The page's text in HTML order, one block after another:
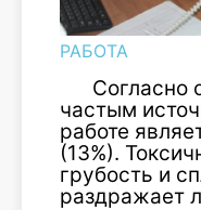
РАБОТА
Согласно
частым
работе
(13%).
грубость и
раздражает